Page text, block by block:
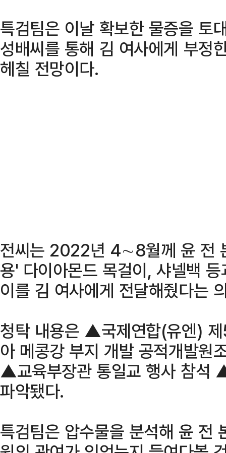
특검팀은 이날 확보한 물증을 토
성배씨를 통해 김 여사에게 부정
헤칠 전망이다.
전씨는 2022년 4∼8월께 윤 전
용' 다이아몬드 목걸이, 샤넬백
이를 김 여사에게 전달해줬다는
청탁 내용은 ▲국제연합(유엔)
아 메콩강 부지 개발 공적개발
▲교육부장관 통일교 행사 참석
파악됐다.
특검팀은 압수물을 분석해 윤 전